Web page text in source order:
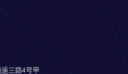
三路4号甲